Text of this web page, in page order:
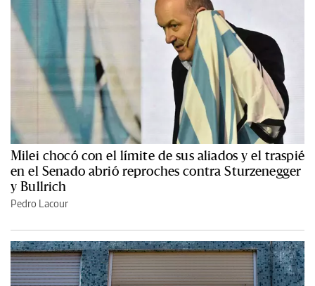
Milei chocó con el límite de sus aliados y el traspié
en el Senado abrió reproches contra Sturzenegger
y Bullrich
Pedro Lacour